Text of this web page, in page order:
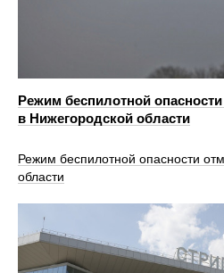
Режим беспилотной
в Нижегородской области
Режим беспилотной опасности
области